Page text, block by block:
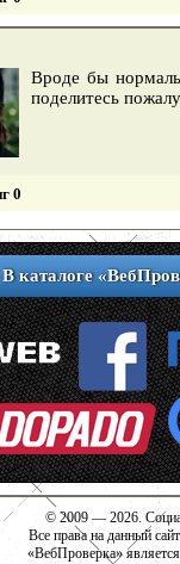
Вроде бы
поделитесь
0
В каталоге
© 2009 — 2026.
Все права на данный
«ВебПроверка»